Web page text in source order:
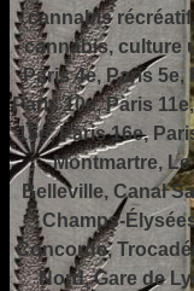
cannabis
cannabis, culture
Paris 4e, Paris 5e,
Paris 10e, Paris
15e, Paris 16e,
Montmartre,
Belleville, Canal
Champs-
Concorde,
Nord, Gare de